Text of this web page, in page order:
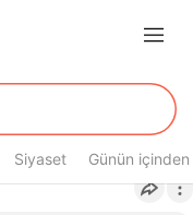
Siyaset Günün içinden